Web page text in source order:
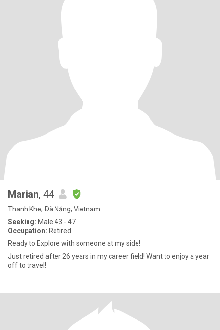
Marian, 44
Thanh Khe, Ðà Nẵng, Vietnam
Seeking: Male 43 - 47
Occupation: Retired
Ready to Explore with someone at my side!
Just retired after 26 years in my career field! Want to enjoy a year
off to travel!